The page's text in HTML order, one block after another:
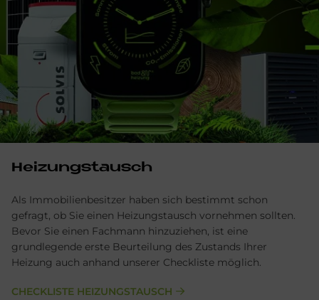
Hei­zungs­tausch
Als Immobilienbesitzer haben sich bestimmt schon
gefragt, ob Sie einen Heizungstausch vornehmen sollten.
Bevor Sie einen Fachmann hinzuziehen, ist eine
grundlegende erste Beurteilung des Zustands Ihrer
Heizung auch anhand unserer Checkliste möglich.
CHECKLISTE HEIZUNGSTAUSCH